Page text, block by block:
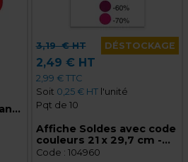
3,19€ HT DÉSTOCKAGE
2,49 € HT
2,99 € TTC
Soit 0,25 € HTl'unité
Pqt de 10
Affiche Soldes avec code
couleurs 21 x 29,7 cm -
Lot de 10
Code : 104960